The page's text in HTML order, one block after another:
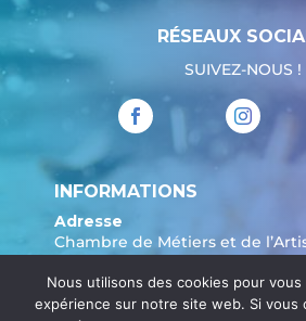
RÉSEAUX
SUIVEZ-NOUS !
INFORMATIONS
Adresse
Chambre de Métiers et de
904 Avenue Marechal Juin
30908 Nîmes
Nous utilisons des cookies pour vous
expérience sur notre site web. Si vous